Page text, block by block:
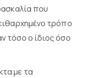
που
τρόπο
τόσο ο ίδιος όσο
με τα